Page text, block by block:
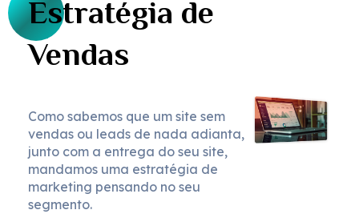
Estratégia de
Vendas
Como sabemos que um site sem
vendas ou leads de nada adianta,
junto com a entrega do seu site,
mandamos uma estratégia de
marketing pensando no seu
segmento.